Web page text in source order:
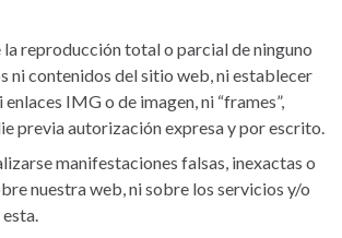
reproducción total o parcial de ninguno
ni contenidos del sitio web, ni establecer
enlaces IMG o de imagen, ni “frames”,
previa autorización expresa y por escrito.
manifestaciones falsas, inexactas o
nuestra web, ni sobre los servicios y/o